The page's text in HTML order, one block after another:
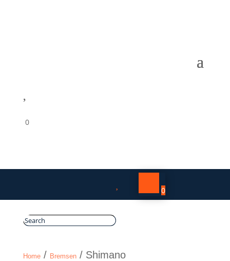
0
0
Home/ Bremsen/ Shimano